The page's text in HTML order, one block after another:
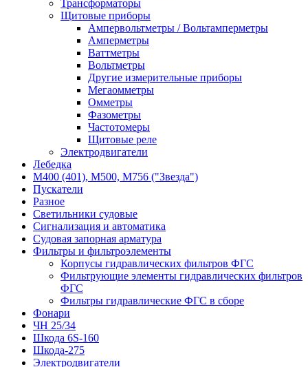
Трансформаторы
Щитовые приборы
Ампервольтметры / Вольтамперметры
Амперметры
Ваттметры
Вольтметры
Другие измерительные приборы
Мегаомметры
Омметры
Фазометры
Частотомеры
Щитовые реле
Электродвигатели
Лебедка
М400 (401), М500, М756 ("Звезда")
Пускатели
Разное
Светильники судовые
Сигнализация и автоматика
Судовая запорная арматура
Фильтры и фильтроэлементы
Корпусы гидравлических фильтров ФГС
Фильтрующие элементы гидравлических фильтров
ФГС
Фильтры гидравлические ФГС в сборе
Фонари
ЧН 25/34
Шкода 6S-160
Шкода-275
Электродвигатели